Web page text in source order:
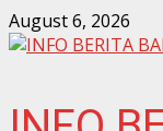
Skip
to
August 6, 2026